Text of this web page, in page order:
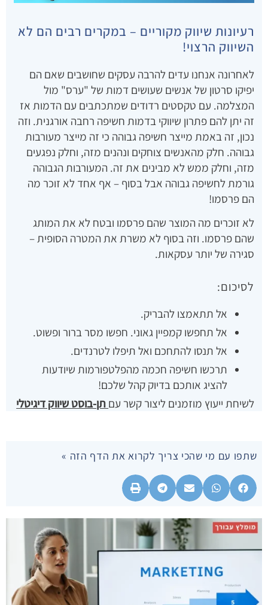
רעיונות שיווק מקוריים – במקרים רבים הם לא
השיווק הרצוי!
לאחרונה אנחנו עדים להרבה עסקים שחושבים שאם הם
יפיקו סרטון של אנשים שעושים דמות של "ערס" מול
המצלמה. עם טקסטים רדודים שמתכתבים עם הדמות אז
זה יתן להם פתרון שיווקי בדמות חשיפה רחבה אורגנית. וזה
נכון, זה באמת מייצר חשיפה גבוהה כי זה מייצר מעורבות
גבוהה. חלק מהאנשים צוחקים ונהנים מזה, וחלק נפגעים
מזה, וחלק ממש לא מבינים את זה. המעורבות הגבוהה
גורמת לחשיפה גבוהה אבל בסוף – אף אחד לא זוכר מה
הם פרסמו!
לא זוכרים מה המוצר שהם פרסמו ובטח לא את המותג
שהם פרסמו. וזה בסוף לא משרת את המטרה הסופית –
סגירה של יותר עסקאות.
לסיכום:
אל תתאמצו להבריק.
אל תחפשו קמפיין גאוני. חפשו מסר ברור ופשוט.
אל תנסו להתחכם ואל תיפלו לטרנדים.
תרכשו חשיפה חכמה מהפלטפורמות שיודעות
להציג אותכם בדיוק קהל שלכם!
לשיחת ייעוץ מוזמנים ליצור קשר עם תן-בוסט שיווק דיגיטלי
שתפו עם מי שהכי צריך לקרוא את הדף הזה »